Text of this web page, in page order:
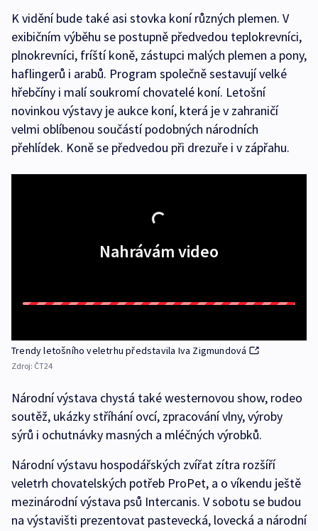
K vidění bude také asi stovka koní různých plemen. V
exibičním výběhu se postupně předvedou teplokrevníci,
plnokrevníci, fríští koně, zástupci malých plemen a pony,
haflingerů i arabů. Program společně sestavují velké
hřebčíny i malí soukromí chovatelé koní. Letošní
novinkou výstavy je aukce koní, která je v zahraničí
velmi oblíbenou součástí podobných národních
přehlídek. Koně se předvedou při drezuře i v zápřahu.
Nahrávám video
Trendy letošního veletrhu představila Iva Zigmundová
Zdroj: ČT24
Národní výstava chystá také westernovou show, rodeo
soutěž, ukázky stříhání ovcí, zpracování vlny, výroby
sýrů i ochutnávky masných a mléčných výrobků.
Národní výstavu hospodářských zvířat zítra rozšíří
veletrh chovatelských potřeb ProPet, a o víkendu ještě
mezinárodní výstava psů Intercanis. V sobotu se budou
na výstavišti prezentovat pastevecká, lovecká a národní